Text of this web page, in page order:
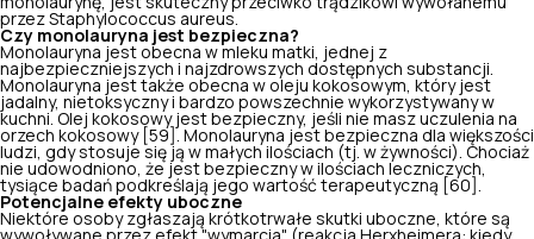
przez Staphylococcus aureus
Czy monolauryna jest bezpieczna?
Monolauryna jest obecna w mleku matki, jednej z
najbezpieczniejszych i najzdrowszych dostępnych substancji.
Monolauryna jest także obecna w oleju kokosowym, który jest
jadalny, nietoksyczny i bardzo powszechnie wykorzystywany w
kuchni. Olej kokosowy jest bezpieczny, jeśli nie masz uczulenia na
orzech kokosowy [59]. Monolauryna jest bezpieczna dla większości
ludzi, gdy stosuje się ją w małych ilościach (tj. w żywności). Chociaż
nie udowodniono, że jest bezpieczny w ilościach leczniczych,
tysiące badań podkreślają jego wartość terapeutyczną [60].
Potencjalne efekty uboczne
Niektóre osoby zgłaszają krótkotrwałe skutki uboczne, które są
wywoływane przez efekt "wymarcia" (reakcja Herxheimera: kiedy